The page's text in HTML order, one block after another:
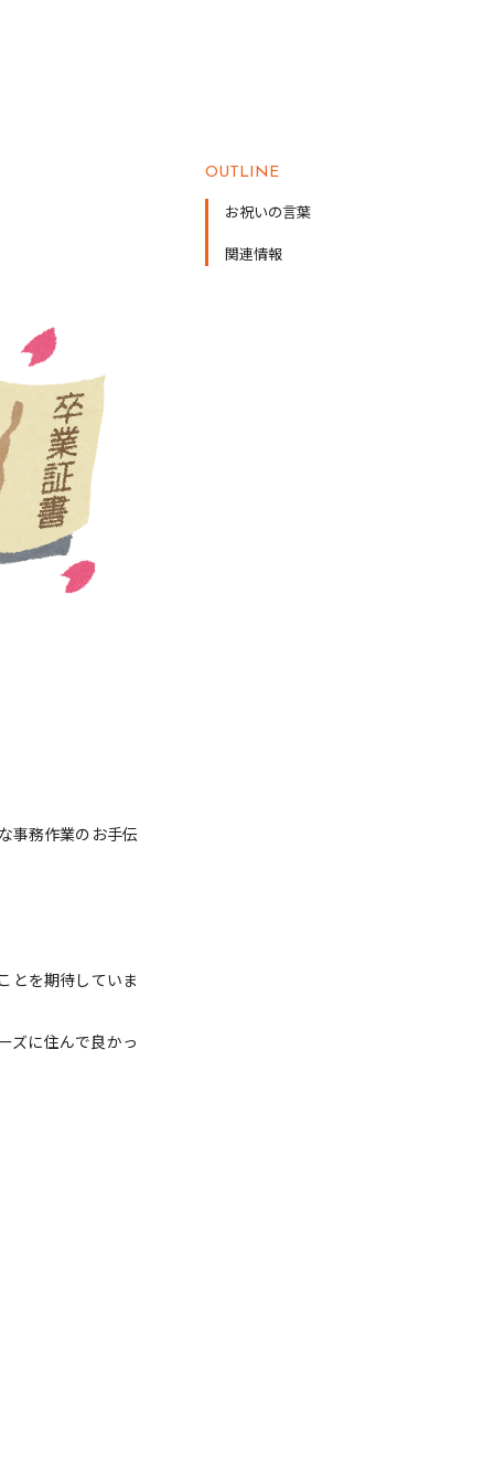
OUTLINE
お祝いの言葉
関連情報
事務作業のお手伝
とを期待していま
ズに住んで良かっ